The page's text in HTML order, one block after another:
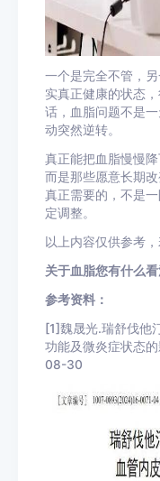
一个是完全不管，
实真正健康的状态
话，血脂问题不是
动突然逆转。
真正能把血脂慢慢
而是那些愿意长期
真正需要的，不是
定调整。
以上内容仅供参考
关于血脂您有什么
参考资料：
[1]魏晟光.瑞舒伐他
功能及微炎症状态
08-30